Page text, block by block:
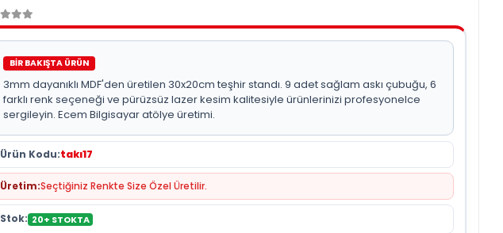
BİR BAKIŞTA ÜRÜN
3mm dayanıklı MDF'den üretilen 30x20cm teşhir standı. 9 adet sağlam askı çubuğu, 6
farklı renk seçeneği ve pürüzsüz lazer kesim kalitesiyle ürünlerinizi profesyonelce
sergileyin. Ecem Bilgisayar atölye üretimi.
Ürün Kodu:takı17
Üretim:Seçtiğiniz Renkte Size Özel Üretilir.
Stok: 20+ STOKTA